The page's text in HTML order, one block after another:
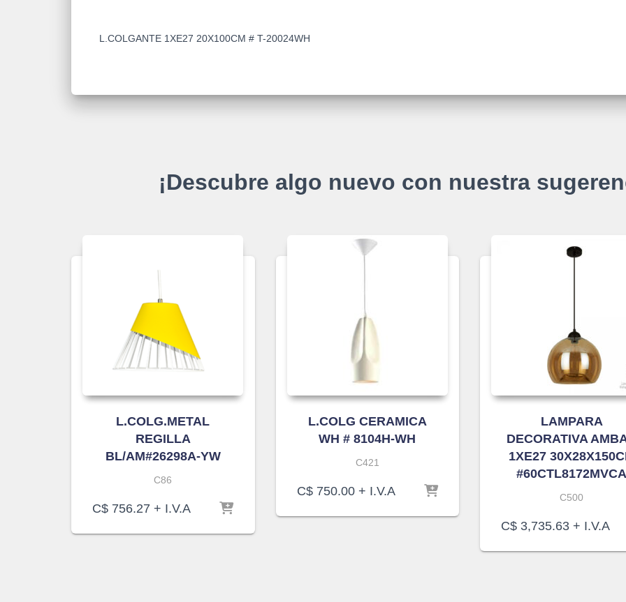
L.COLGANTE 1XE27 20X100CM # T-20024WH
¡Descubre algo nuevo con nuestra
L.COLG.METAL
REGILLA
BL/AM#26298A-YW
C86
C$ 756.27 + I.V.A
L.COLG CERAMICA
WH # 8104H-WH
C421
C$750.00+ I.V.A
LAMPARA
DECORATIVA
1XE27
C500
C$ 3,735.63 + I.V.A